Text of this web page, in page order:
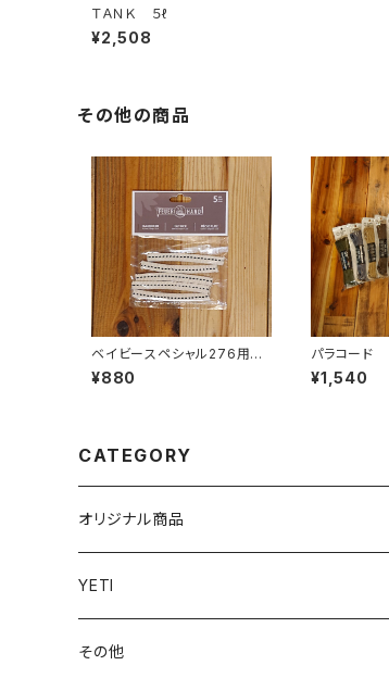
ＴＡＮＫ ５ℓ
¥2,508
その他の商品
ベイビースペシャル276用ウ
ィック 5本ｾｯﾄ
¥880
パラコード
¥1,540
CATEGORY
オリジナル商品
YETI
その他